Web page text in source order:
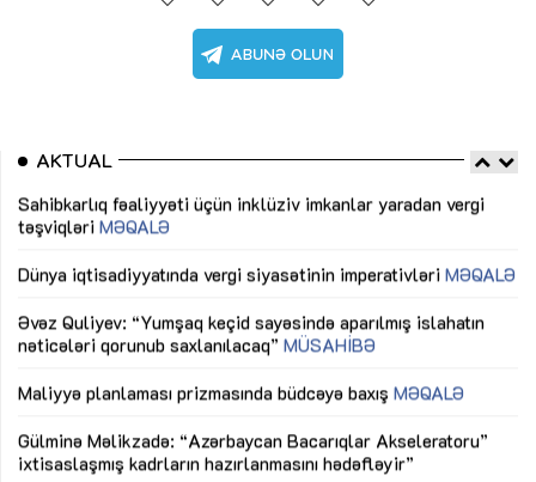
AKTUAL
Sahibkarlıq fəaliyyəti üçün inklüziv imkanlar yaradan vergi
təşviqləri MƏQALƏ
Dünya iqtisadiyyatında vergi siyasətinin imperativləri MƏQALƏ
Əvəz Quliyev: “Yumşaq keçid sayəsində aparılmış islahatın
nəticələri qorunub saxlanılacaq” MÜSAHİBƏ
Maliyyə planlaması prizmasında büdcəyə baxış MƏQALƏ
Gülminə Məlikzadə: “Azərbaycan Bacarıqlar Akseleratoru”
ixtisaslaşmış kadrların hazırlanmasını hədəfləyir”